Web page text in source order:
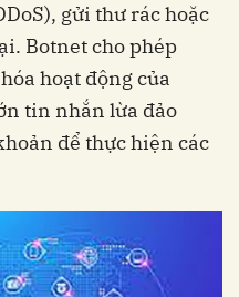
gửi thư rác hoặc
Botnet cho phép
hoạt động của
tin nhắn lừa đảo
để thực hiện các